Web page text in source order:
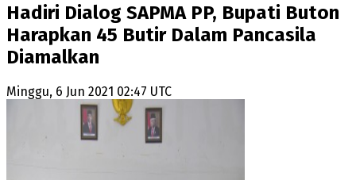
Hadiri Dialog SAPMA PP, Bupati Buton
Harapkan 45 Butir Dalam Pancasila
Diamalkan
Minggu, 6 Jun 2021 02:47 UTC